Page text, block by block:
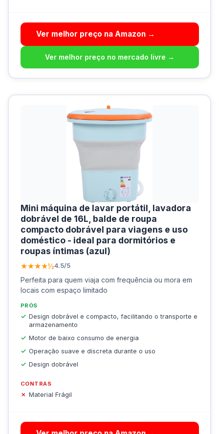
Ver melhor preço na Amazon →
Ver melhor preço no mercado livre →
Mini máquina de lavar portátil, lavadora
dobrável de 16L, balde de roupa
compacto dobrável para viagens e uso
doméstico - ideal para dormitórios e
roupas íntimas (azul)
★★★★½4.5/5
Perfeita para quem viaja com frequência ou mora em
locais com espaço limitado
PRÓS
Design dobrável e compacto, facilitando o transporte e
armazenamento
Motor de baixo consumo de energia
Operação suave e discreta durante o uso
Design dobrável
CONTRAS
Material Frágil